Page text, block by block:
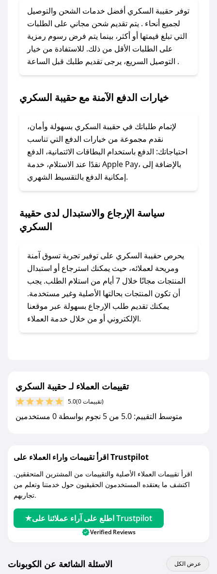
كود خصم حقيبة السكري. وفي حال عدم توفر
الكوبون، تواصل معنا عبر تويتر أو البريد الإلكتروني
لإضافته بسرعة.
### كيفية استخدام كود خصم حقيبة السكري؟
1. انسخ كود الخصم من تطبيق صحصح.
السكري.
### ماذا أفعل إذا لم يعمل كود الخصم؟
لا تقلق! يمكنك التواصل مع فريق دعم صحصح عبر
الرسائل الخاصة على تويتر أو البريد الإلكتروني،
وسنقوم بحل المشكلة في أسرع وقت ممكن.
### ماذا أفعل إذا لم أجد كود خصم لمتجري
في حال عدم توفر كوبونات لمتجرك المفضل، يمكنك
مراسلتنا مباشرة وسنعمل على توفير الكوبونات في
### كيف تحصل على كوبونات خصم حصرية من
حقيبة السكري؟
للحصول على كوبونات وخصومات حصرية، قم بما
يلي:
- اضغط على أيقونة متابعة لمتجر حقيبة السكري في
مع صحصح، تسوق بذكاء ووفّر على كل مشترياتك مع
كوبونات خصم حصرية من حقيبة السكري!
توفر حقيبة السكري أفضل خدمات الشحن والتوصيل
لجميع أنحاء . يتم تقديم شحن مجاني على الطلبات
التي تبلغ قيمتها أو أكثر، بينما يتم فرض رسوم رمزية
على الطلبات الأقل من ذلك. للاستفادة من خيار
التوصيل السريع، يرجى تقديم طلبك قبل الساعة .
خيارات الدفع الآمنة مع حقيبة السكري
لإتمام طلباتك في حقيبة السكري بسهولة وأمان،
نقدم مجموعة من خيارات الدفع التي تناسب
احتياجاتك: الدفع باستخدام البطاقات الائتمانية، الدفع
نقدًا عند الاستلام، خدمة Apple Pay، بالإضافة إلى
إمكانية الدفع بالتقسيط الشهري.
سياسة الإرجاع والاستبدال لدى حقيبة
السكري
يحرص حقيبة السكري على توفير تجربة تسوق آمنة
ومريحة لعملائه، حيث يمكنك استرجاع أو استبدال
المنتجات مجانًا خلال 7 أيام من استلام الطلب. يجب
أن تكون المنتجات بحالتها الأصلية وغير مستخدمة.
يمكنك تقديم طلب الإرجاع بسهولة عبر موقعنا
الإلكتروني أو من خلال خدمة العملاء.
تقييمات العملاء لـ حقيبة السكري
5.0 (0 تقييمات)
متوسط التقييم: 5.0 من 5 نجوم بواسطة 0 مستخدمين
اقرأ تقييمات واراء العملاء على Trustpilot
اقرأ تقييمات العملاء الأصلية والتقييمات من المشترين المتحققين.
اكتشف ما يعتقده المستخدمون الحقيقيون حول خدمتنا وتعلم من
تجاربهم.
اطلع على آراء عملائنا على Trustpilot
Verified Reviews
الاسئلة الشائعة عن الكوبونات عرض الكل